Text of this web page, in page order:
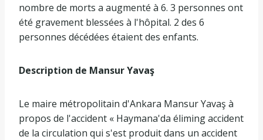
nombre de morts a augmenté à 6. 3 personnes ont
été gravement blessées à l'hôpital. 2 des 6
personnes décédées étaient des enfants.
Description de Mansur Yavaş
Le maire métropolitain d'Ankara Mansur Yavaş à
propos de l'accident « Haymana'da éliming accident
de la circulation qui s'est produit dans un accident